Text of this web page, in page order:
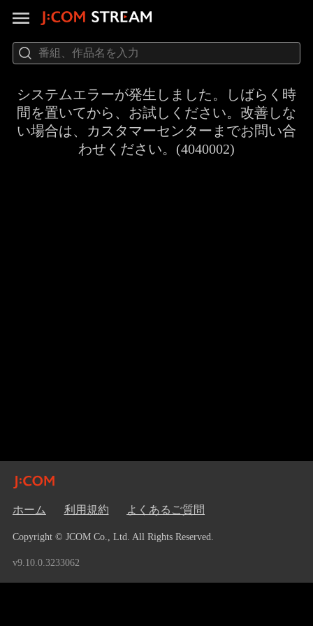
システムエラーが発生しました。しばらく時
間を置いてから、お試しください。改善しな
い場合は、カスタマーセンターまでお問い合
わせください。(4040002)
ホーム 利用規約 よくあるご質問
Copyright © JCOM Co., Ltd. All Rights Reserved.
v9.10.0.3233062